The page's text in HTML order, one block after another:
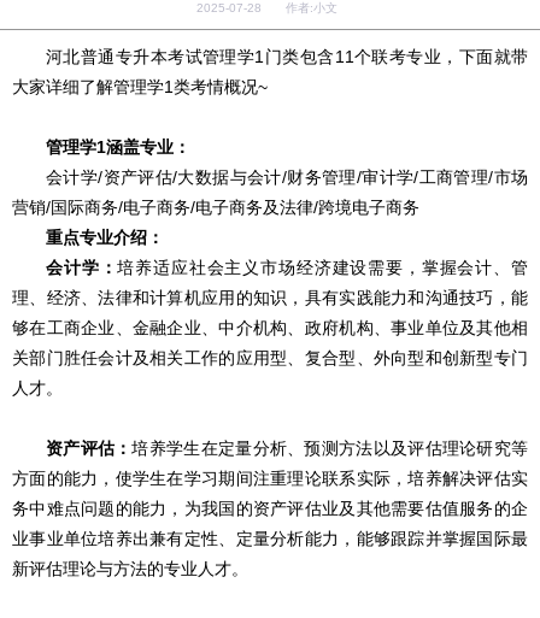
2025-07-28 作者:小文
河北普通专升本考试管理学1门类包含11个联考专业，下面就带
大家详细了解管理学1类考情概况~
管理学1涵盖专业：
会计学/资产评估/大数据与会计/财务管理/审计学/工商管理/市场
营销/国际商务/电子商务/电子商务及法律/跨境电子商务
重点专业介绍：
会计学：培养适应社会主义市场经济建设需要，掌握会计、管
理、经济、法律和计算机应用的知识，具有实践能力和沟通技巧，能
够在工商企业、金融企业、中介机构、政府机构、事业单位及其他相
关部门胜任会计及相关工作的应用型、复合型、外向型和创新型专门
人才。
资产评估：培养学生在定量分析、预测方法以及评估理论研究等
方面的能力，使学生在学习期间注重理论联系实际，培养解决评估实
务中难点问题的能力，为我国的资产评估业及其他需要估值服务的企
业事业单位培养出兼有定性、定量分析能力，能够跟踪并掌握国际最
新评估理论与方法的专业人才。